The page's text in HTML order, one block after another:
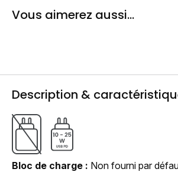
Vous aimerez aussi...
Description &
Bloc de charge
Non fourni par